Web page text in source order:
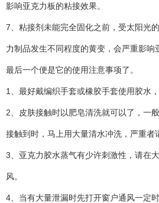
影响亚克力板的粘接效果。
7、粘接剂未能完全固化之前，受太阳光
力制品发生不同程度的黄变，会严重影响
最后一个便是它的使用注意事项了。
1、最好戴编织手套或橡胶手套使用胶水
2、皮肤接触时以肥皂清洗就可以了，一
接触到时，马上用大量清水冲洗，严重者
3、亚克力胶水蒸气有少许刺激性，请在
风。
4、当有大量泄漏时先打开窗户通风一定